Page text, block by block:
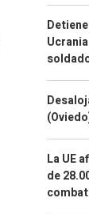
La UE
de